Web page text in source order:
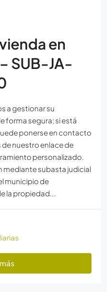
en
SUB-JA-
a gestionar su
forma segura; si está
ponerse en contacto
nuestro enlace de
personalizado.
subasta judicial
municipio de
la propiedad...